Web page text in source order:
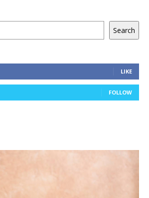
Search
LIKE
FOLLOW